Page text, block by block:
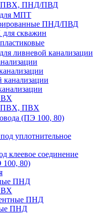
ПНД/ПВД
для МПТ
ПНД/ПВД
скважин
ливневой канализации
канализации
ПВХ
(ПЭ 100, 80)
уплотнительное
клеевое соединение
100, 80)
ПНД
ПНД
ПНД